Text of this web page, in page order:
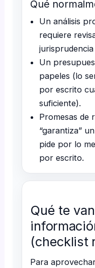
Qué
Un análisis
requiere
Un
papeles (lo
por escrito
suficiente).
Promesas de
“garantiza”
pide por lo
por escrito.
Qué te
(checklist
Para